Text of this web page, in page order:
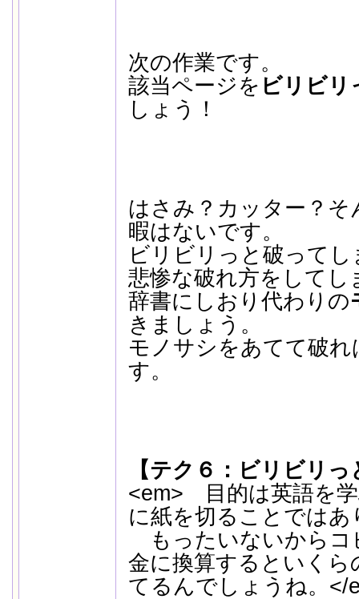
次の作業です。
該当ページを ビリビリ
しょう！
はさみ？カッター？
暇はないです。
ビリビリっと破って
悲惨な破れ方をしてし
辞書にしおり代わりの
きましょう。
モノサシをあてて破
す。
【テク６：ビリビリ
<em> 目的は英語を
に紙を切ることではあ
もったいないからコ
金に換算するといくら
てるんでしょうね。</